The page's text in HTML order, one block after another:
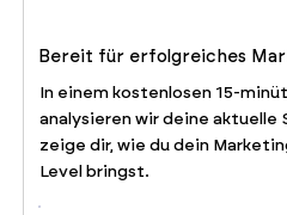
Bereit für erfolgreiches
In einem kostenlosen 15-
analysieren wir deine aktuelle
zeige dir, wie du dein
Level bringst.